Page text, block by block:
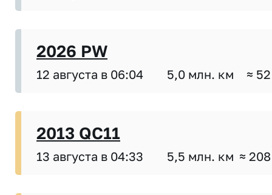
2026 PW
12 августа в 06:04 5,0 млн. км ≈
2013 QC11
13 августа в 04:33 5,5 млн. км ≈